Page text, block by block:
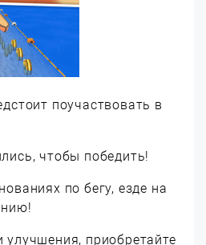
поучаствовать в
чтобы победить!
по бегу, езде на
улучшения, приобретайте